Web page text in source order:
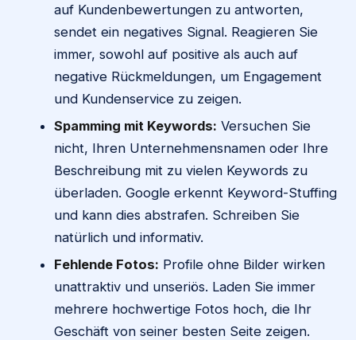
auf Kundenbewertungen zu antworten,
sendet ein negatives Signal. Reagieren Sie
immer, sowohl auf positive als auch auf
negative Rückmeldungen, um Engagement
und Kundenservice zu zeigen.
Spamming mit Keywords: Versuchen Sie
nicht, Ihren Unternehmensnamen oder Ihre
Beschreibung mit zu vielen Keywords zu
überladen. Google erkennt Keyword-Stuffing
und kann dies abstrafen. Schreiben Sie
natürlich und informativ.
Fehlende Fotos: Profile ohne Bilder wirken
unattraktiv und unseriös. Laden Sie immer
mehrere hochwertige Fotos hoch, die Ihr
Geschäft von seiner besten Seite zeigen.